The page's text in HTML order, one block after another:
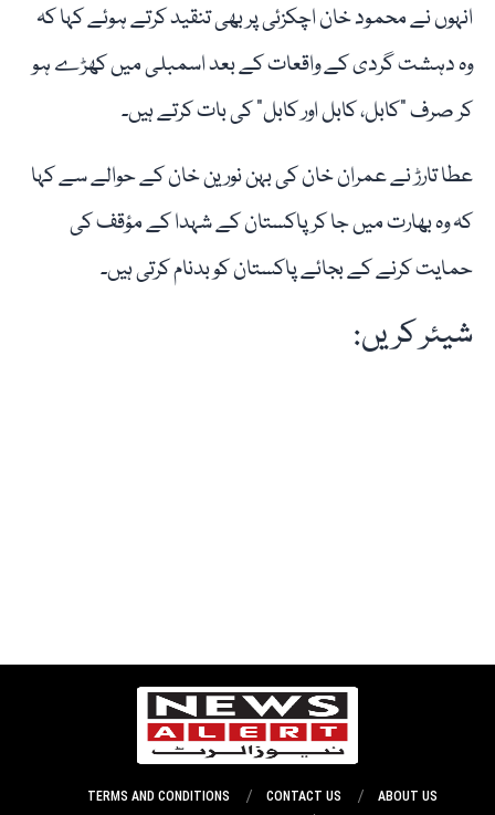
انہوں نے محمود خان اچکزئی پر بھی تنقید کرتے ہوئے کہا کہ
وہ دہشت گردی کے واقعات کے بعد اسمبلی میں کھڑے ہو
کر صرف "کابل، کابل اور کابل” کی بات کرتے ہیں۔
عطا تارڑ نے عمران خان کی بہن نورین خان کے حوالے سے کہا
کہ وہ بھارت میں جا کر پاکستان کے شہدا کے مؤقف کی
حمایت کرنے کے بجائے پاکستان کو بدنام کرتی ہیں۔
شیئر کریں:
ABOUT US
CONTACT US
TERMS AND CONDITIONS